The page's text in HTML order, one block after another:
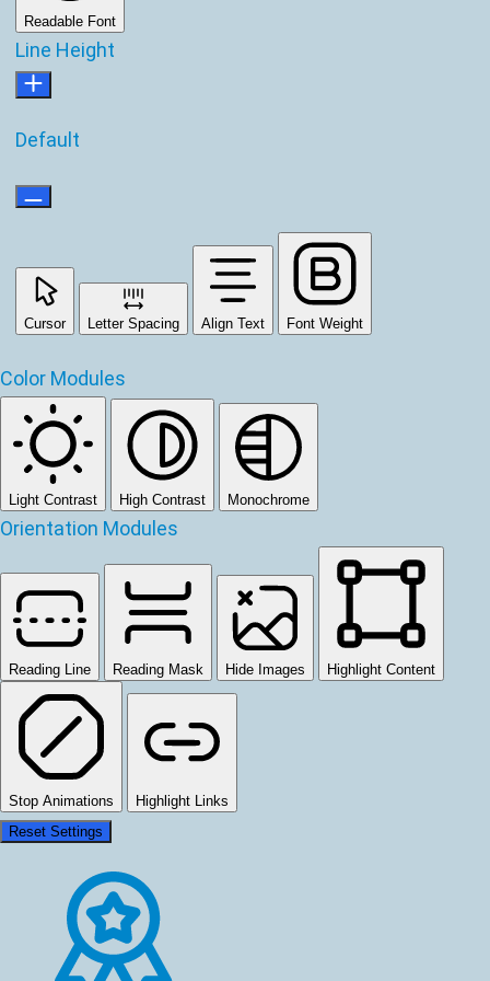
Readable Font
Line Height
Default
Cursor Letter Spacing Align Text Font Weight
Color Modules
Light Contrast High Contrast Monochrome
Orientation Modules
Reading Line Reading Mask Hide Images Highlight Content
Stop Animations
Highlight Links
Reset Settings